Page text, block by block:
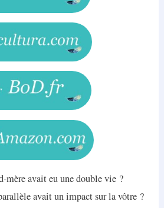
mère avait eu une double vie ?
avait un impact sur la vôtre ?